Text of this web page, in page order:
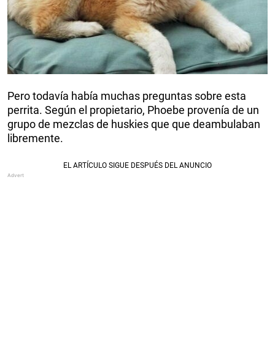
Pero todavía había muchas preguntas sobre esta
perrita. Según el propietario, Phoebe provenía de un
grupo de mezclas de huskies que que deambulaban
libremente.